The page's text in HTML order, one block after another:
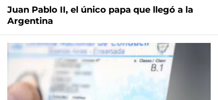
Juan Pablo II, el único papa que llegó a la
Argentina